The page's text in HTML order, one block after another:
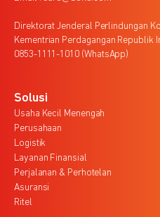
Direktorat Jenderal Perlindungan
Kementrian Perdagangan Republik
0853-1111-1010 (WhatsApp)
Solusi
Usaha Kecil Menengah
Perusahaan
Logistik
Layanan Finansial
Perjalanan & Perhotelan
Asuransi
Ritel